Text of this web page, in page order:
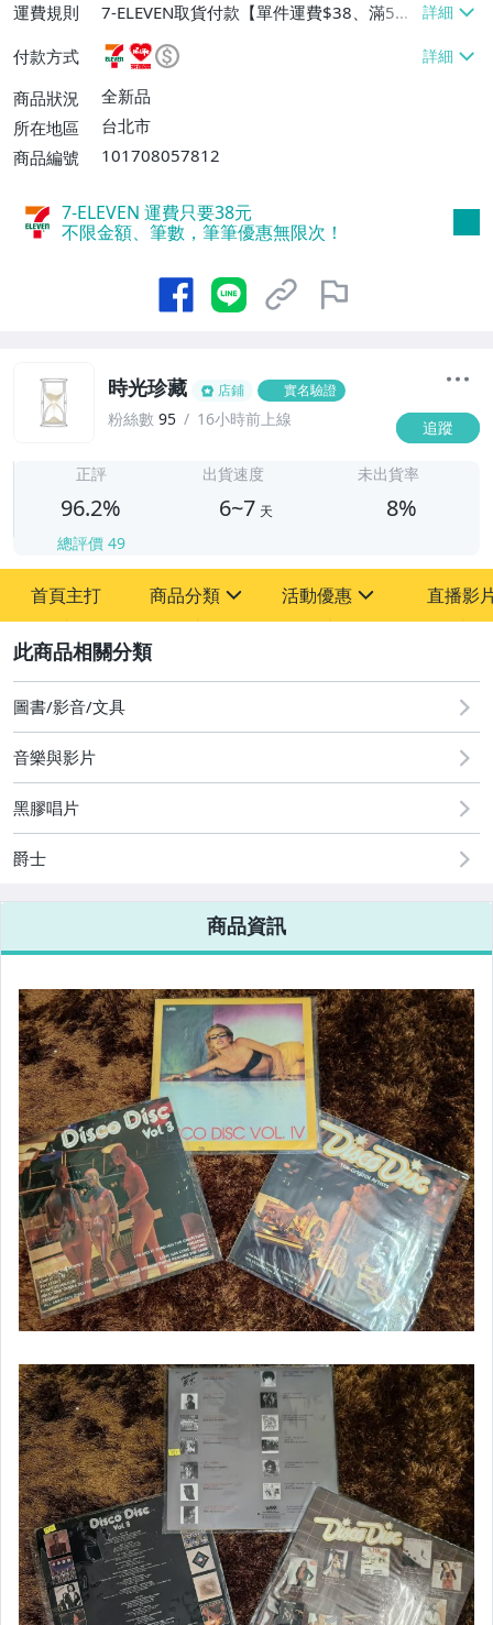
運費規則
7-ELEVEN取貨付款【單件運費$38、滿5件
或消費滿$1298免運費】、7-ELEVEN取貨
不付款【免運費】、萊爾富取貨付款【單件
運費$60、滿5件或消費滿$1298免運
費】、宅配/貨運【單件運費$120、滿5件
付款方式
商品狀況
全新品
所在地區
台北市
商品編號
101708057812
7-ELEVEN 運費只要38元
不限金額、筆數，筆筆優惠無限次！
時光珍藏 店鋪 實名驗證
粉絲數 95 16小時前上線 追蹤
正評
96.2%
總評價 49
出貨速度
6~7 天
未出貨率
8%
首頁主打 商品分類
其它
活動優惠
[全店] 粉絲專享
[全店] 週年慶
直播影
圖書/影音/文具
音樂與影片
黑膠唱片
爵士
商品資訊